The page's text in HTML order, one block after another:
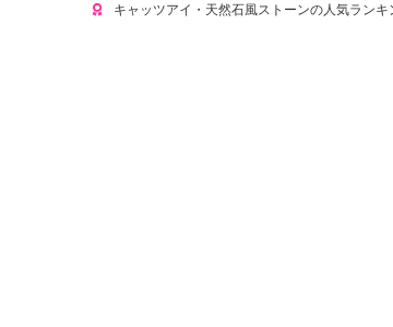
キャッツアイ・天然石風ストーンの人気ランキ